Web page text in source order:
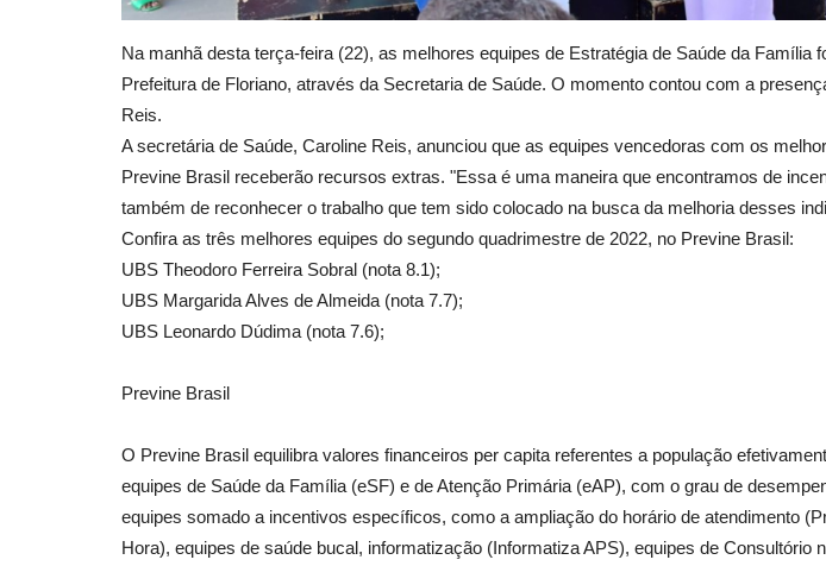
Na manhã desta terça-feira (22), as melhores equipes de Estratégia de Saúde da Família
Prefeitura de Floriano, através da Secretaria de Saúde. O momento contou com a
Reis.
A secretária de Saúde, Caroline Reis, anunciou que as equipes vencedoras com os
Previne Brasil receberão recursos extras. "Essa é uma maneira que encontramos de
também de reconhecer o trabalho que tem sido colocado na busca da melhoria desses
Confira as três melhores equipes do segundo quadrimestre de 2022, no Previne Brasil:
UBS Theodoro Ferreira Sobral (nota 8.1);
UBS Margarida Alves de Almeida (nota 7.7);
UBS Leonardo Dúdima (nota 7.6);
Previne Brasil
O Previne Brasil equilibra valores financeiros per capita referentes a população
equipes de Saúde da Família (eSF) e de Atenção Primária (eAP), com o grau de
equipes somado a incentivos específicos, como a ampliação do horário de atendimento
Hora), equipes de saúde bucal, informatização (Informatiza APS), equipes de Consultório